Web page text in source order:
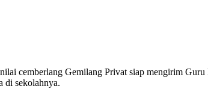
cemberlang Gemilang Privat siap mengirim Guru
di sekolahnya.